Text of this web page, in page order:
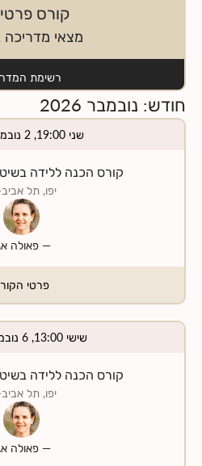
קורס פרטי 1:1
מצאי מדריכה
רשימת
חודש: נובמבר 2026
שני 19:00, 2 נובמבר 2026
קורס הכנה ללידה
יפו, תל
—פאולה
פרטי
שישי 13:00, 6 נובמבר 2026
קורס הכנה ללידה
יפו, תל
—פאולה